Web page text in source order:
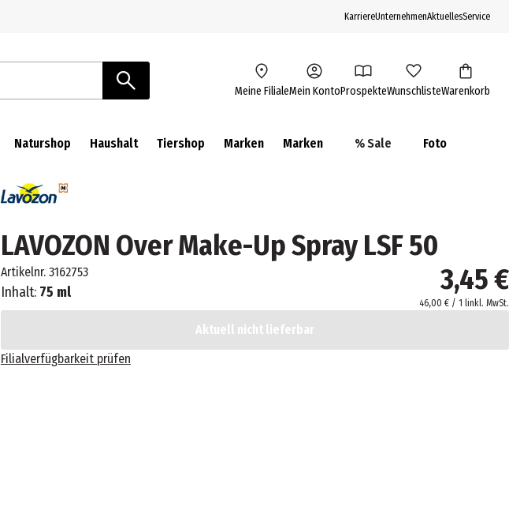
KarriereUnternehmenAktuellesService
Meine FilialeMein KontoProspekteWunschlisteWarenkorb
Naturshop Haushalt Tiershop Marken Marken % Sale Foto
LAVOZON Over Make-Up Spray LSF 50
Artikelnr. 3162753
Inhalt: 75 ml 3,45 €
46,00 € / 1 linkl. MwSt.
Aktuell nicht lieferbar
Filialverfügbarkeit prüfen